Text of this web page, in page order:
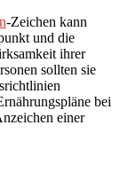
-Zeichen kann
und die
ihrer
sollten sie
bei
einer